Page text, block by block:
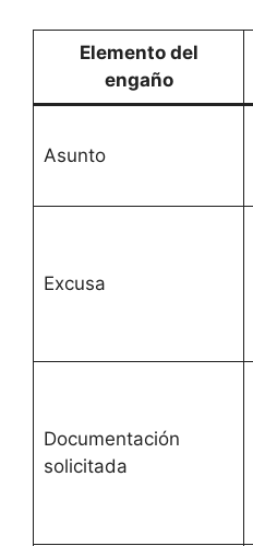
Elemento del
engaño
Asunto
Excusa
Documentación
solicitada